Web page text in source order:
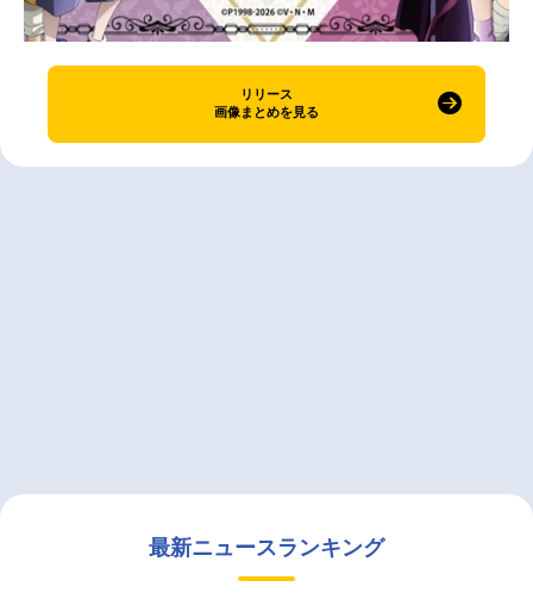
リリース
画像まとめを見る
最新ニュースランキング